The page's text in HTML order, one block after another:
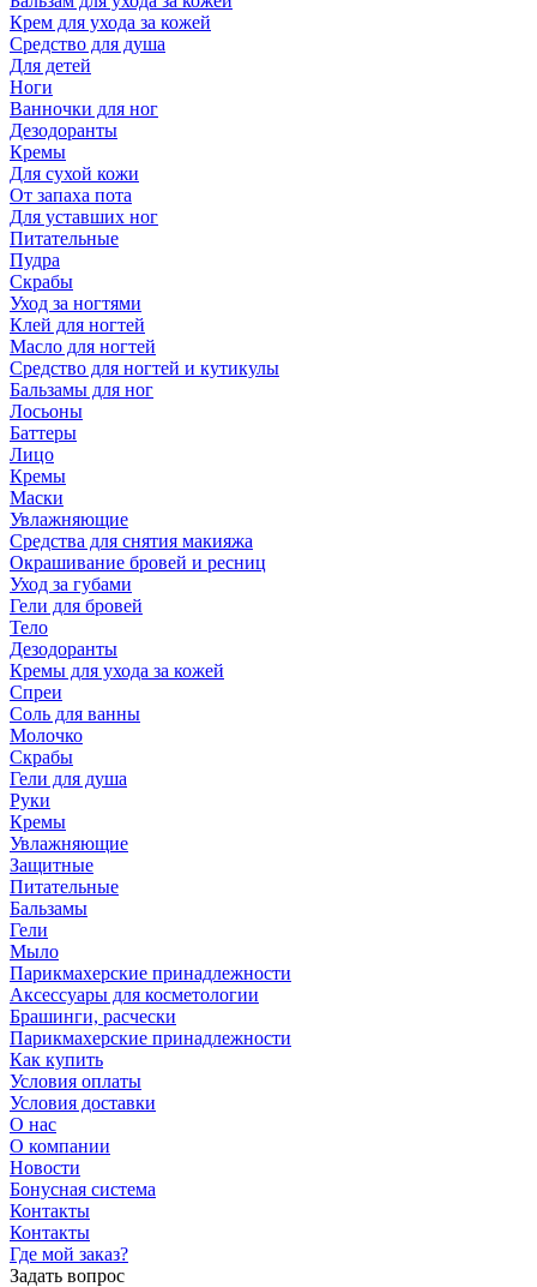
Крем для ухода за кожей
Средство для душа
Для детей
Ноги
Ванночки для ног
Дезодоранты
Кремы
Для сухой кожи
От запаха пота
Для уставших ног
Питательные
Пудра
Скрабы
Уход за ногтями
Клей для ногтей
Масло для ногтей
Средство для ногтей и кутикулы
Бальзамы для ног
Лосьоны
Баттеры
Лицо
Кремы
Маски
Увлажняющие
Средства для снятия макияжа
Окрашивание бровей и ресниц
Уход за губами
Гели для бровей
Тело
Дезодоранты
Кремы для ухода за кожей
Спреи
Соль для ванны
Молочко
Скрабы
Гели для душа
Руки
Кремы
Увлажняющие
Защитные
Питательные
Бальзамы
Гели
Мыло
Парикмахерские принадлежности
Аксессуары для косметологии
Брашинги, расчески
Парикмахерские принадлежности
Как купить
Условия оплаты
Условия доставки
О нас
О компании
Новости
Бонусная система
Контакты
Контакты
Где мой заказ?
Задать вопрос